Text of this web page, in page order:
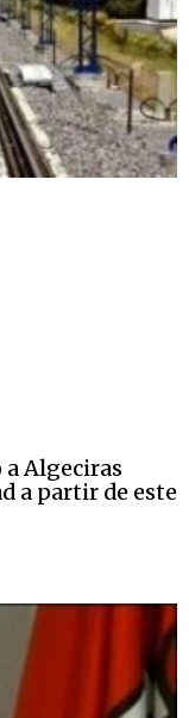
Algeciras
a partir de este